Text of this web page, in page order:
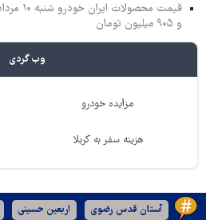
و ۹۰۵ میلیون تومان
وب گردی
مزایده خودرو
هزینه سفر به کربلا
آستان قدس رضوی اربعین حسینی